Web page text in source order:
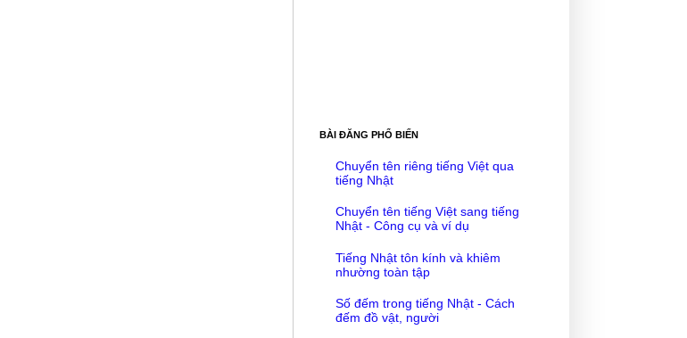
BÀI ĐĂNG PHỔ BIẾN
Chuyển tên riêng tiếng Việt qua
tiếng Nhật
Chuyển tên tiếng Việt sang tiếng
Nhật - Công cụ và ví dụ
Tiếng Nhật tôn kính và khiêm
nhường toàn tập
Số đếm trong tiếng Nhật - Cách
đếm đồ vật, người